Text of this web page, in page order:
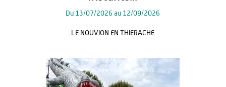
Du 13/07/2026 au 12/09/2026
LE NOUVION EN THIERACHE